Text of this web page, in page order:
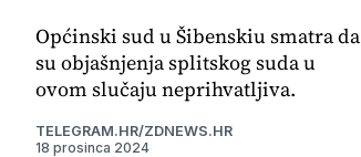
Općinski sud u Šibenskiu smatra da
su objašnjenja splitskog suda u
ovom slučaju neprihvatljiva.
TELEGRAM.HR/ZDNEWS.HR
18 prosinca 2024